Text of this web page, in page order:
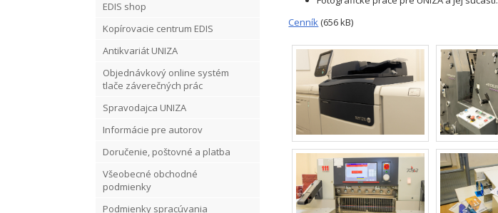
EDIS shop
Kopírovacie centrum EDIS
Antikvariát UNIZA
Objednávkový online systém
tlače záverečných prác
Spravodajca UNIZA
Informácie pre autorov
Doručenie, poštovné a platba
Všeobecné obchodné
podmienky
Podmienky spracúvania
Cenník(656 kB)